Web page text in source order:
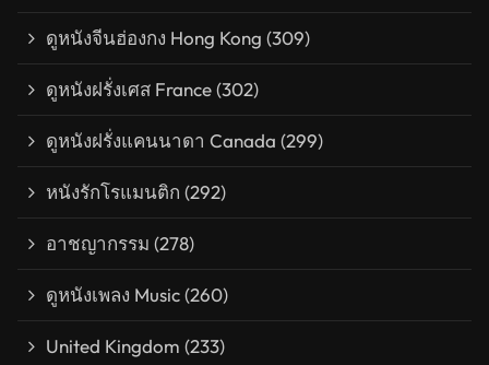
ดูหนังจีนฮ่องกง Hong Kong (309)
ดูหนังฝรั่งเศส France(302)
ดูหนังฝรั่งแคนนาดา Canada (299)
หนังรักโรแมนติก (292)
อาชญากรรม (278)
ดูหนังเพลง Music(260)
United Kingdom (233)